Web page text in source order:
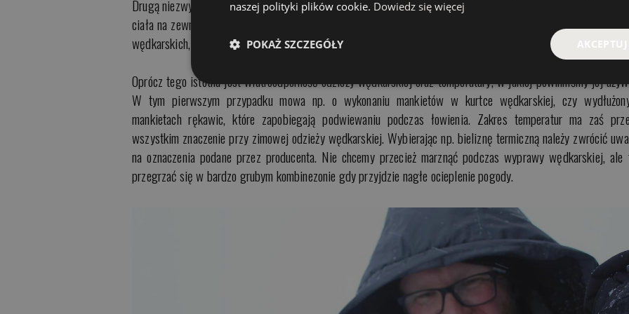
Drugą niezwykle ważną cechą odzieży wędkarskiej jest jej oddychalność, czyli możliwość odprowadzania wilgoci
ciała na zewnątrz, przy jednoczesnym zachowaniu optymalnej temperatury. Dotyczy to zarówno ubrań jak i
wędkarskich, np. butyNorfin Beringswyposażone są w specjalny system gromadzący wilgoć kondensacyjną.
Oprócz tego istotna jest wiatroodporność odzieży wędkarskiej oraz temperatury, w jakiej powinniśmy jej
W tym pierwszym przypadku mowa np. o wykonaniu mankietów w kurtce wędkarskiej, czy
mankietach rękawic, które zapobiegają podwiewaniu podczas łowienia. Zakres temperatur ma zaś
wszystkim znaczenie przy zimowej odzieży wędkarskiej. Wybierając np. bieliznę termiczną należy zwrócić
na oznaczenia podane przez producenta. Nie chcemy przecież marznąć podczas wyprawy wędkarskiej, ale
przegrzać się w bardzo grubym kombinezonie gdy przyjdzie nagłe ocieplenie pogody.
naszej polityki plików cookie. Dowiedz się więcej
POKAŻ SZCZEGÓŁY